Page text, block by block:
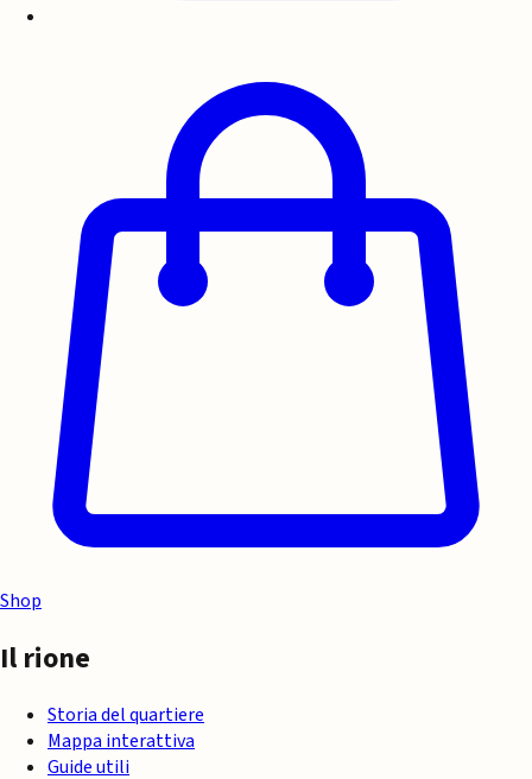
Shop
Il rione
Storia del quartiere
Mappa interattiva
Guide utili